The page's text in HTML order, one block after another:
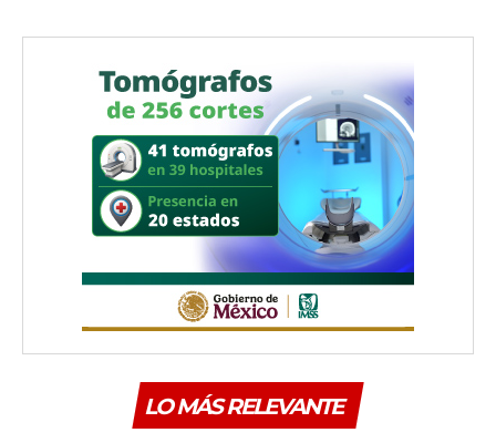
LO MÁS RELEVANTE